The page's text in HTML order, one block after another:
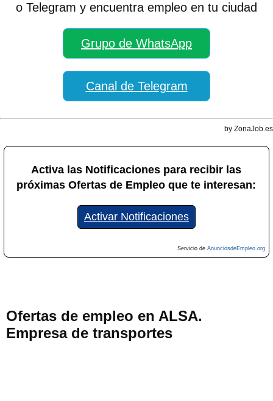
o Telegram y encuentra empleo en tu ciudad
Grupo de WhatsApp
Canal de Telegram
by ZonaJob.es
Activa las Notificaciones para recibir las
próximas Ofertas de Empleo que te interesan:
Activar Notificaciones
Servicio de AnunciosdeEmpleo.org
Ofertas de empleo en ALSA.
Empresa de transportes